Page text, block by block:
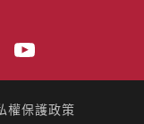
權保護政策